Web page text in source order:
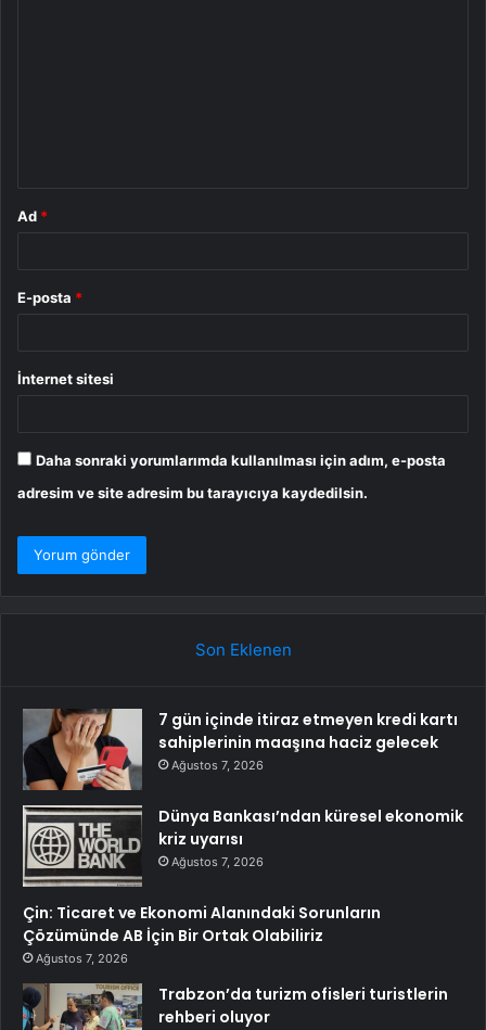
Ad *
E-posta *
İnternet sitesi
Daha sonraki yorumlarımda kullanılması için adım, e-posta
adresim ve site adresim bu tarayıcıya kaydedilsin.
Son Eklenen
7 gün içinde itiraz etmeyen kredi kartı
sahiplerinin maaşına haciz gelecek
Ağustos 7, 2026
Dünya Bankası’ndan küresel ekonomik
kriz uyarısı
Ağustos 7, 2026
Çin: Ticaret ve Ekonomi Alanındaki Sorunların
Çözümünde AB İçin Bir Ortak Olabiliriz
Ağustos 7, 2026
Trabzon’da turizm ofisleri turistlerin
rehberi oluyor